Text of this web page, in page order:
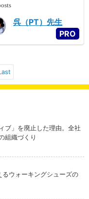
呉（PT）先生
ブ」を廃止した理由。全社
組織づくり
るウォーキングシューズの